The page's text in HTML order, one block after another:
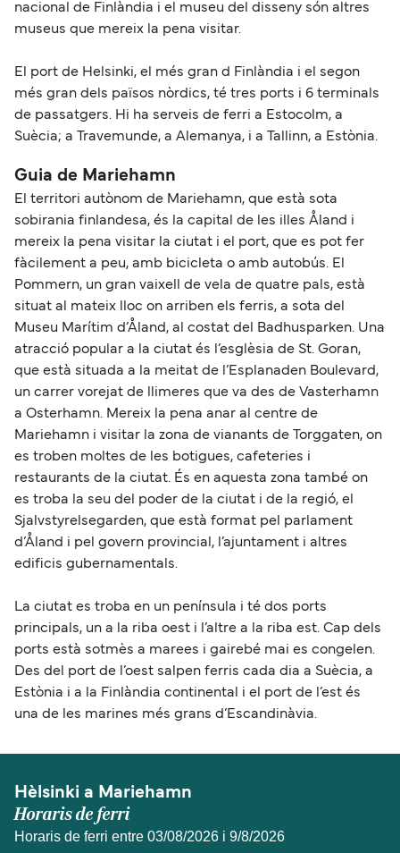
nacional de Finlàndia i el museu del disseny són altres
museus que mereix la pena visitar.
El port de Helsinki, el més gran d Finlàndia i el segon
més gran dels països nòrdics, té tres ports i 6 terminals
de passatgers. Hi ha serveis de ferri a Estocolm, a
Suècia; a Travemunde, a Alemanya, i a Tallinn, a Estònia.
Guia de Mariehamn
El territori autònom de Mariehamn, que està sota
sobirania finlandesa, és la capital de les illes Åland i
mereix la pena visitar la ciutat i el port, que es pot fer
fàcilement a peu, amb bicicleta o amb autobús. El
Pommern, un gran vaixell de vela de quatre pals, està
situat al mateix lloc on arriben els ferris, a sota del
Museu Marítim d’Åland, al costat del Badhusparken. Una
atracció popular a la ciutat és l’esglèsia de St. Goran,
que està situada a la meitat de l’Esplanaden Boulevard,
un carrer vorejat de llimeres que va des de Vasterhamn
a Osterhamn. Mereix la pena anar al centre de
Mariehamn i visitar la zona de vianants de Torggaten, on
es troben moltes de les botigues, cafeteries i
restaurants de la ciutat. És en aquesta zona també on
es troba la seu del poder de la ciutat i de la regió, el
Sjalvstyrelsegarden, que està format pel parlament
d’Åland i pel govern provincial, l’ajuntament i altres
edificis gubernamentals.
La ciutat es troba en un península i té dos ports
principals, un a la riba oest i l’altre a la riba est. Cap dels
ports està sotmès a marees i gairebé mai es congelen.
Des del port de l’oest salpen ferris cada dia a Suècia, a
Estònia i a la Finlàndia continental i el port de l’est és
una de les marines més grans d’Escandinàvia.
Hèlsinki a Mariehamn
Horaris de ferri
Horaris de ferri entre 03/08/2026 i 9/8/2026